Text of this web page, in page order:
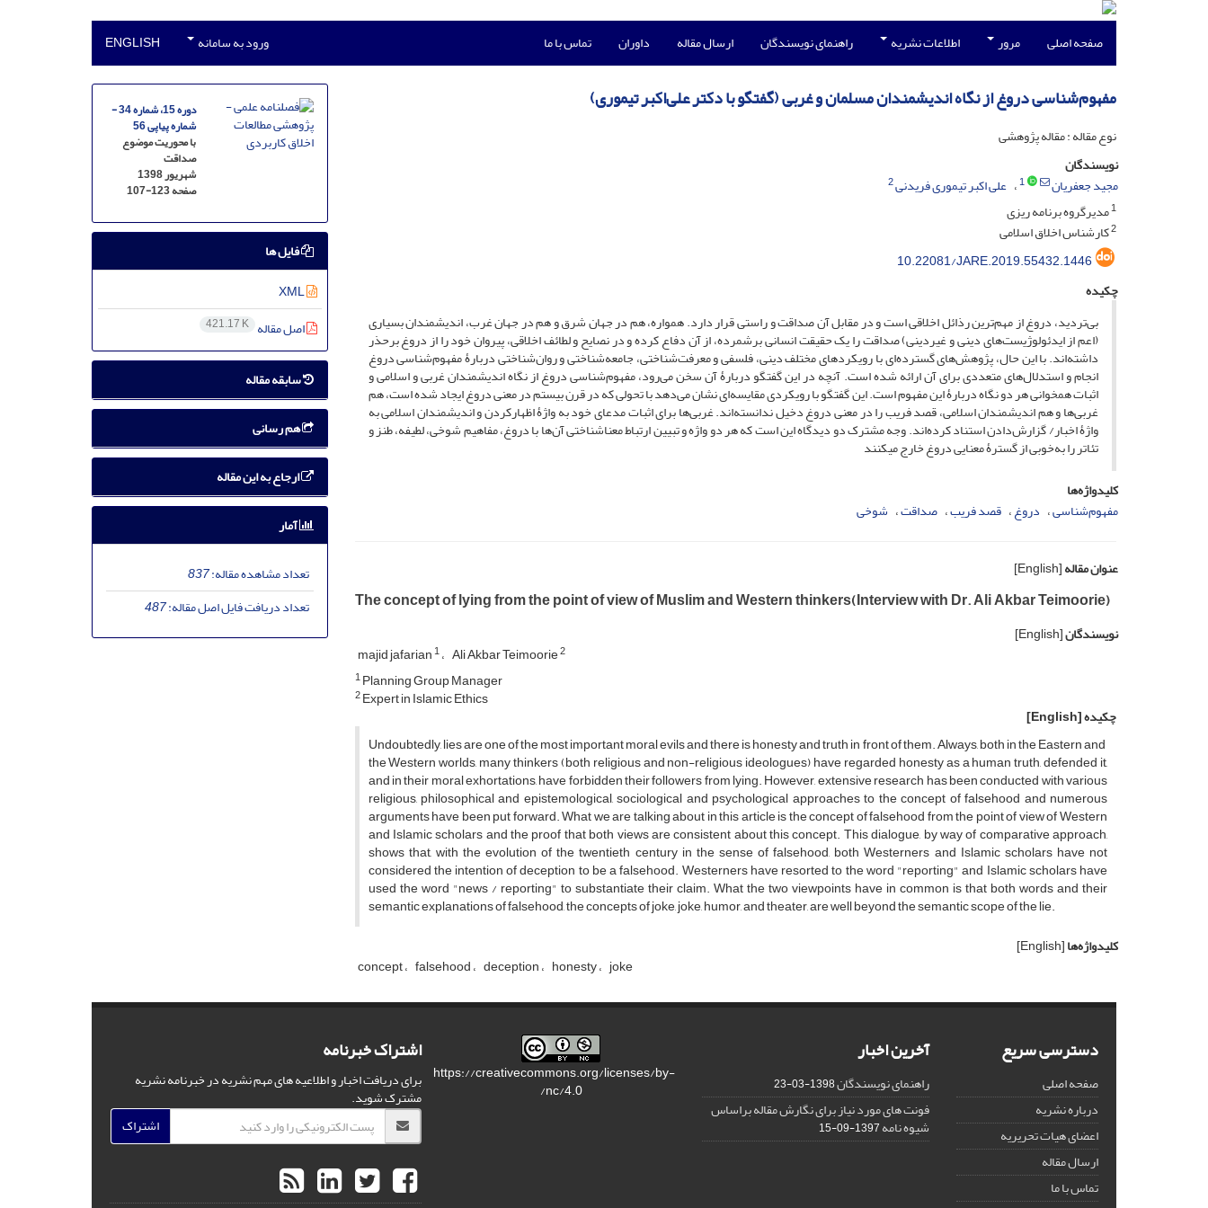
صفحه اصلی مرور اطلاعات نشریه راهنمای نویسندگان ارسال مقاله داوران تماس با ما ورود به سامانه ENGLISH
مفهوم‌شناسی دروغ از نگاه اندیشمندان مسلمان و غربی (گفتگو با دکتر علی‌اکبر تیموری)
نوع مقاله : مقاله پژوهشی
نویسندگان
مجید جعفریان
1 علی اکبر تیموری فریدنی2
1مدیرگروه برنامه ریزی
2کارشناس اخلاق اسلامی
10.22081/JARE.2019.55432.1446
چکیده
بی‌تردید، دروغ از مهم‌ترین رذائل اخلاقی است و در مقابل آن صداقت و راستی قرار دارد. همواره، هم در جهان شرق و هم در جهان غرب، اندیشمندان بسیاری
(اعم از ایدئولوژیست‌های دینی و غیردینی) صداقت را یک حقیقت انسانی برشمرده، از آن دفاع کرده و در نصایح و لطائف اخلاقی، پیروان خود را از دروغ برحذر
داشته‌اند. با این حال، پژوهش‌های گسترده‌ای با رویکردهای مختلف دینی، فلسفی و معرفت‌شناختی، جامعه‌شناختی و روان‌شناختی دربارۀ مفهوم‌شناسی دروغ
انجام و استدلال‌های متعددی برای آن ارائه شده است. آنچه در این گفتگو دربارۀ آن سخن می‌رود، مفهوم‌شناسی دروغ از نگاه اندیشمندان غربی و اسلامی و
اثبات همخوانی هر دو نگاه دربارۀ این مفهوم است. این گفتگو با رویکردی مقایسه‌ای نشان می‌دهد با تحولی که در قرن بیستم در معنی دروغ ایجاد شده است، هم
غربی‌ها و هم اندیشمندان اسلامی، قصد فریب را در معنی دروغ دخیل ندانسته‌اند. غربی‌ها برای اثبات مدعای خود به واژۀ اظهارکردن و اندیشمندان اسلامی به
واژۀ‌ اخبار/ گزارش‌دادن استناد کرده‌اند. وجه مشترک دو دیدگاه این است که هر دو واژه و تبیین ارتباط معناشناختی آن‌ها با دروغ، مفاهیم شوخی، لطیفه، طنز و
تئاتر را به‌خوبی از گسترۀ معنایی دروغ خارج می­کنند
کلیدواژه‌ها
مفهوم‌شناسی دروغ قصد فریب صداقت شوخی
عنوان مقاله[English]
The concept of lying from the point of view of Muslim and Western thinkers(Interview with Dr. Ali Akbar Teimoorie)
نویسندگان[English]
majid jafarian1 Ali Akbar Teimoorie2
1Planning Group Manager
2Expert in Islamic Ethics
چکیده[English]
Undoubtedly, lies are one of the most important moral evils and there is honesty and truth in front of them. Always, both in the Eastern and
the Western worlds, many thinkers (both religious and non-religious ideologues) have regarded honesty as a human truth, defended it,
and in their moral exhortations, have forbidden their followers from lying. However, extensive research has been conducted with various
religious, philosophical and epistemological, sociological and psychological approaches to the concept of falsehood and numerous
arguments have been put forward. What we are talking about in this article is the concept of falsehood from the point of view of Western
and Islamic scholars and the proof that both views are consistent about this concept. This dialogue, by way of comparative approach,
shows that, with the evolution of the twentieth century in the sense of falsehood, both Westerners and Islamic scholars have not
considered the intention of deception to be a falsehood. Westerners have resorted to the word "reporting" and Islamic scholars have
used the word "news / reporting" to substantiate their claim. What the two viewpoints have in common is that both words and their
semantic explanations of falsehood, the concepts of joke, joke, humor, and theater, are well beyond the semantic scope of the lie.
کلیدواژه‌ها[English]
concept falsehood deception honesty joke
دوره 15، شماره 34 -
شماره پیاپی 56
با محوریت موضوع
صداقت
شهریور 1398
صفحه107-123
فایل ها
XML
اصل مقاله 421.17 K
سابقه مقاله
هم رسانی
ارجاع به این مقاله
آمار
تعداد مشاهده مقاله:837
تعداد دریافت فایل اصل مقاله:487
دسترسی سریع
صفحه اصلی
درباره نشریه
اعضای هیات تحریریه
ارسال مقاله
تماس با ما
آخرین اخبار
راهنمای نویسندگان1398-03-23
فونت های مورد نیاز برای نگارش مقاله براساس
شیوه نامه1397-09-15
https://creativecommons.org/licenses/by-
nc/4.0/
اشتراک خبرنامه
برای دریافت اخبار و اطلاعیه های مهم نشریه در خبرنامه نشریه
مشترک شوید.
اشتراک